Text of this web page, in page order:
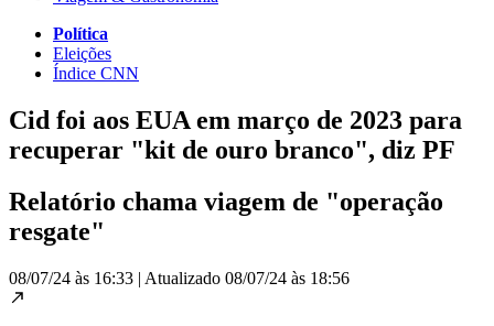
Política
Eleições
Índice CNN
Cid foi aos EUA em março de 2023 para
recuperar "kit de ouro branco", diz PF
Relatório chama viagem de "operação
resgate"
08/07/24 às 16:33 | Atualizado 08/07/24 às 18:56